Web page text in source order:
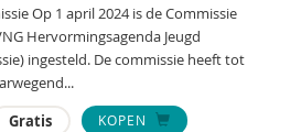
Op 1 april 2024 is de Commissie
Hervormingsagenda Jeugd
ingesteld. De commissie heeft tot
Gratis KOPEN